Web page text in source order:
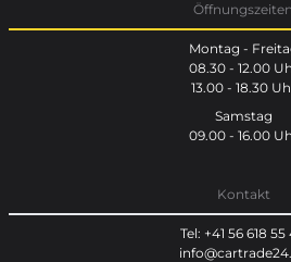
Öffnungszeiten
Montag -
08.30 - 12.00
13.00 - 18.30
Samstag
09.00 - 16.00
Kontakt
Tel: +41 56 618 55